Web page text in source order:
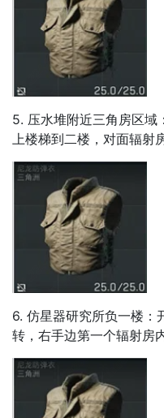
5. 压水堆附近三角房区域
上楼梯到二楼，对面辐射
6. 仿星器研究所负一楼：
转，右手边第一个辐射房